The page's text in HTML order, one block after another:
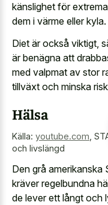
känslighet för
dem i värme eller kyla.
Diet är också viktigt,
är benägna att
med valpmat av stor
tillväxt och minska
Hälsa
Källa: youtube.com
och livslängd
Den grå amerikanska
kräver regelbundna
de lever ett långt och